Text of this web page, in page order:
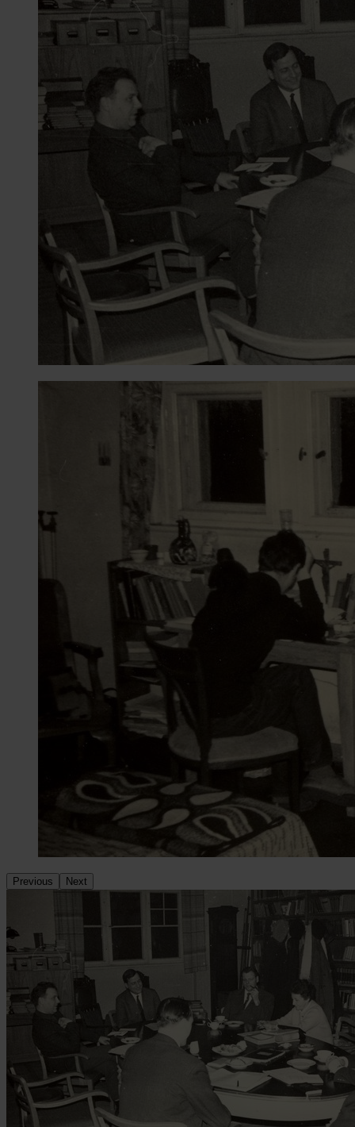
Previous Next